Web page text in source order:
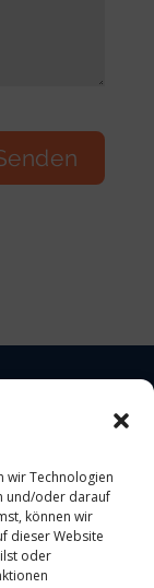
wir Technologien
und/oder darauf
können wir
dieser Website
oder